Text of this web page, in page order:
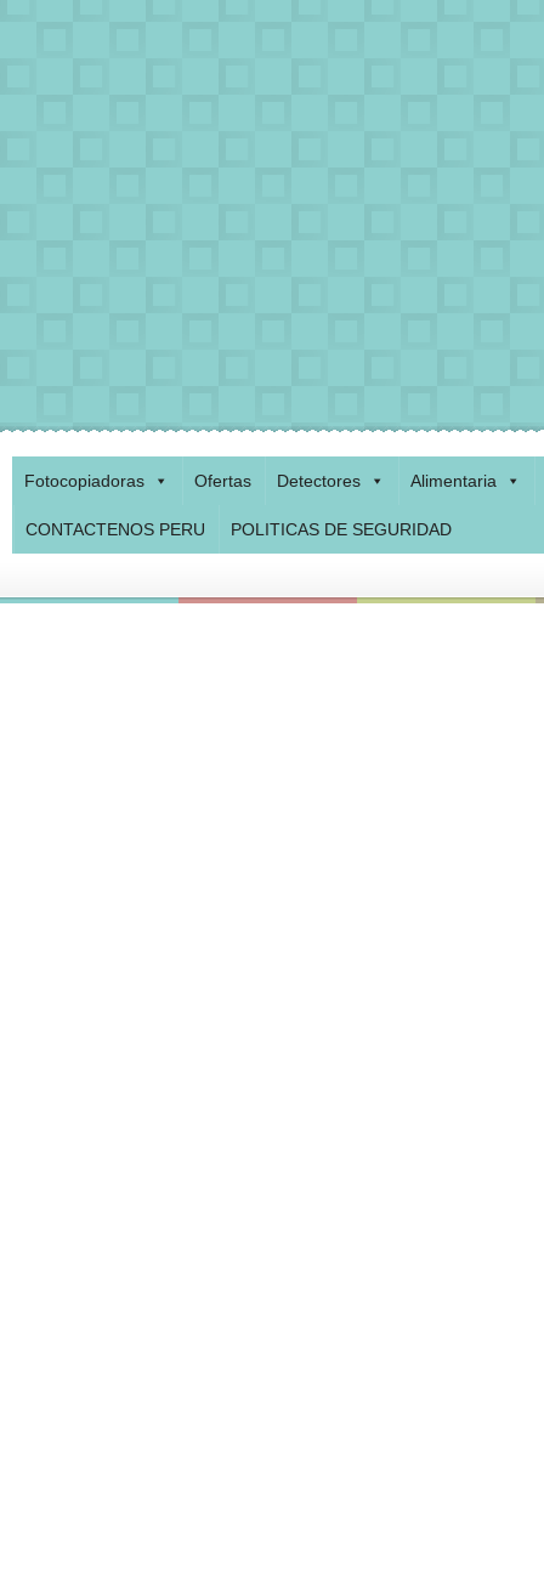
Fotocopiadoras Ofertas Detectores Alimentaria
CONTACTENOS PERU POLITICAS DE SEGURIDAD